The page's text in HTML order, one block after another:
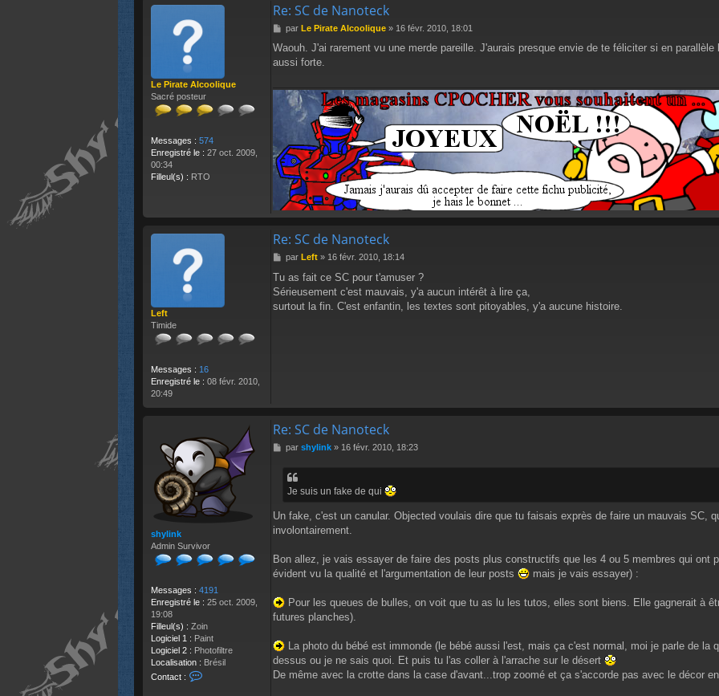
Le Pirate Alcoolique
Sacré posteur
Messages : 574
Enregistré le : 27 oct. 2009,
00:34
Filleul(s) : RTO
Re: SC de Nanoteck
M
s
s
e
par Le Pirate Alcoolique» 16 févr. 2010, 18:01
Waouh. J'ai rarement vu une merde pareille. J'aurais presque envie de te féliciter si en
aussi forte.
Left
Timide
Messages : 16
Enregistré le : 08 févr. 2010,
20:49
Re: SC de Nanoteck
M
s
s
a
par Left» 16 févr. 2010, 18:14
Tu as fait ce SC pour t'amuser ?
Sérieusement c'est mauvais, y'a aucun intérêt à lire ça,
surtout la fin. C'est enfantin, les textes sont pitoyables, y'a aucune histoire.
shylink
Admin Survivor
Messages : 4191
Enregistré le : 25 oct. 2009,
19:08
Filleul(s) : Zoin
Logiciel 1 : Paint
Logiciel 2 : Photofiltre
Localisation : Brésil
Contact :
Re: SC de Nanoteck
M
e
par shylink» 16 févr. 2010, 18:23
Je suis un fake de qui
Un fake, c'est un canular. Objected voulais dire que tu faisais exprès de faire un mauvais SC,
involontairement.
Bon allez, je vais essayer de faire des posts plus constructifs que les 4 ou 5 membres qui ont
évident vu la qualité et l'argumentation de leur posts
mais je vais essayer) :
Pour les queues de bulles, on voit que tu as lu les tutos, elles sont biens. Elle gagnerait à
futures planches).
La photo du bébé est immonde (le bébé aussi l'est, mais ça c'est normal, moi je parle de la
dessus ou je ne sais quoi. Et puis tu l'as coller à l'arrache sur le désert
De même avec la crotte dans la case d'avant...trop zoomé et ça s'accorde pas avec le décor en